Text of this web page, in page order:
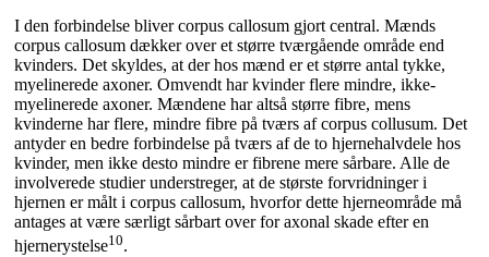
I den forbindelse bliver corpus callosum gjort central. Mænds
corpus callosum dækker over et større tværgående område end
kvinders. Det skyldes, at der hos mænd er et større antal tykke,
myelinerede axoner. Omvendt har kvinder flere mindre, ikke-
myelinerede axoner. Mændene har altså større fibre, mens
kvinderne har flere, mindre fibre på tværs af corpus collusum. Det
antyder en bedre forbindelse på tværs af de to hjernehalvdele hos
kvinder, men ikke desto mindre er fibrene mere sårbare. Alle de
involverede studier understreger, at de største forvridninger i
hjernen er målt i corpus callosum, hvorfor dette hjerneområde må
antages at være særligt sårbart over for axonal skade efter en
hjernerystelse10.